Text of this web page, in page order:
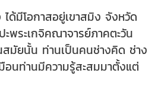
ด้มีโอกาสอยู่เขาสมิง จังหวัด
พระเกจิคณาจารย์ภาคตะวัน
มัยนั้น ท่านเป็นคนช่างคิด ช่าง
อนท่านมีความรู้สะสมมาตั้งแต่